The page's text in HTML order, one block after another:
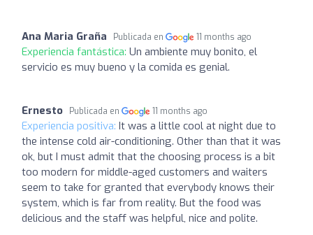
Ana Maria Graña Publicada en 11 months ago
Experiencia fantástica: Un ambiente muy bonito, el
servicio es muy bueno y la comida es genial.
Ernesto Publicada en 11 months ago
Experiencia positiva: It was a little cool at night due to
the intense cold air-conditioning. Other than that it was
ok, but I must admit that the choosing process is a bit
too modern for middle-aged customers and waiters
seem to take for granted that everybody knows their
system, which is far from reality. But the food was
delicious and the staff was helpful, nice and polite.